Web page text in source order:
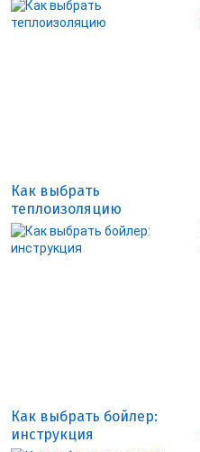
Как выбрать
теплоизоляцию
Как выбрать бойлер:
инструкция